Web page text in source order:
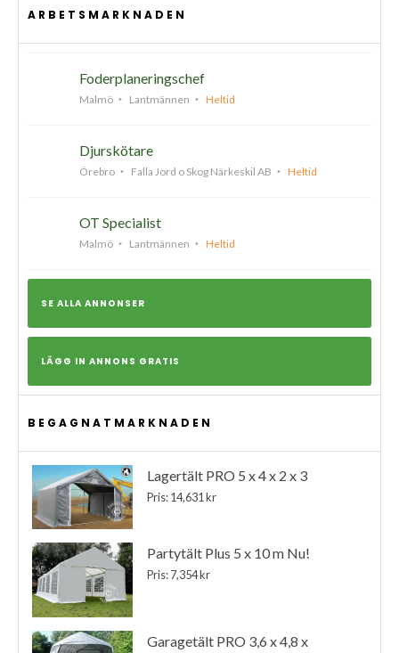
ARBETSMARKNADEN
Foderplaneringschef
Malmö Lantmännen Heltid
Djurskötare
Örebro Falla Jord o Skog Närkeskil AB Heltid
OT Specialist
Malmö Lantmännen Heltid
SE ALLA ANNONSER
LÄGG IN ANNONS GRATIS
BEGAGNATMARKNADEN
Lagertält PRO 5 x 4 x 2 x 3
Pris: 14,631 kr
Partytält Plus 5 x 10 m Nu!
Pris: 7,354 kr
Garagetält PRO 3,6 x 4,8 x